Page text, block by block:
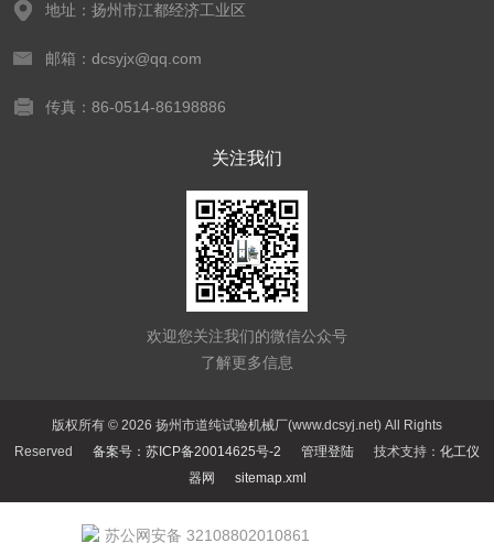
地址：扬州市江都经济工业区
邮箱：dcsyjx@qq.com
传真：86-0514-86198886
关注我们
欢迎您关注我们的微信公众号
了解更多信息
版权所有 © 2026 扬州市道纯试验机械厂(www.dcsyj.net) All Rights
Reserved 备案号：苏ICP备20014625号-2 管理登陆 技术支持： 化工仪
器网
sitemap.xml
苏公网安备 32108802010861